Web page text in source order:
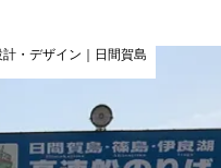
・デザイン｜日間賀島